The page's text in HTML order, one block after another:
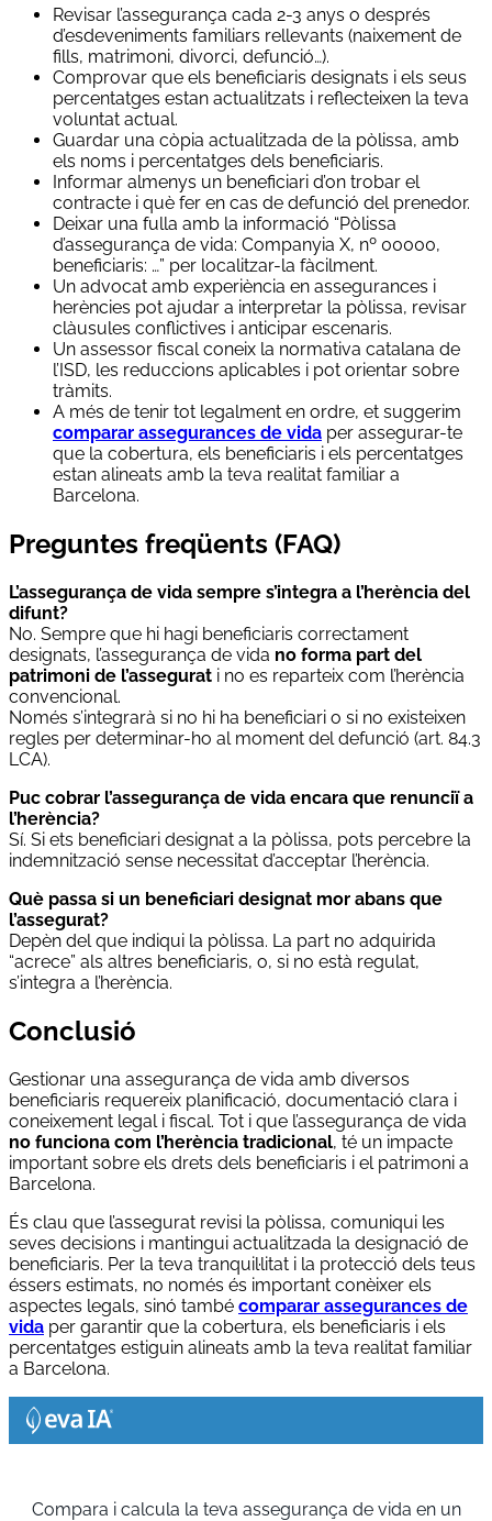
Revisar l’assegurança cada 2-3 anys o després
d’esdeveniments familiars rellevants (naixement de
fills, matrimoni, divorci, defunció…).
Comprovar que els beneficiaris designats i els seus
percentatges estan actualitzats i reflecteixen la teva
voluntat actual.
Guardar una còpia actualitzada de la pòlissa, amb
els noms i percentatges dels beneficiaris.
Informar almenys un beneficiari d’on trobar el
contracte i què fer en cas de defunció del prenedor.
Deixar una fulla amb la informació “Pòlissa
d’assegurança de vida: Companyia X, nº 00000,
beneficiaris: …” per localitzar-la fàcilment.
Un advocat amb experiència en assegurances i
herències pot ajudar a interpretar la pòlissa, revisar
clàusules conflictives i anticipar escenaris.
Un assessor fiscal coneix la normativa catalana de
l’ISD, les reduccions aplicables i pot orientar sobre
tràmits.
A més de tenir tot legalment en ordre, et suggerim
comparar assegurances de vida per assegurar-te
que la cobertura, els beneficiaris i els percentatges
estan alineats amb la teva realitat familiar a
Barcelona.
Preguntes freqüents (FAQ)
L’assegurança de vida sempre s’integra a l’herència del
difunt?
No. Sempre que hi hagi beneficiaris correctament
designats, l’assegurança de vida no forma part del
patrimoni de l’assegurat i no es reparteix com l’herència
convencional.
Només s’integrarà si no hi ha beneficiari o si no existeixen
regles per determinar-ho al moment del defunció (art. 84.3
LCA).
Puc cobrar l’assegurança de vida encara que renunciï a
l’herència?
Sí. Si ets beneficiari designat a la pòlissa, pots percebre la
indemnització sense necessitat d’acceptar l’herència.
Què passa si un beneficiari designat mor abans que
l’assegurat?
Depèn del que indiqui la pòlissa. La part no adquirida
“acrece” als altres beneficiaris, o, si no està regulat,
s’integra a l’herència.
Conclusió
Gestionar una assegurança de vida amb diversos
beneficiaris requereix planificació, documentació clara i
coneixement legal i fiscal. Tot i que l’assegurança de vida
no funciona com l’herència tradicional, té un impacte
important sobre els drets dels beneficiaris i el patrimoni a
Barcelona.
És clau que l’assegurat revisi la pòlissa, comuniqui les
seves decisions i mantingui actualitzada la designació de
beneficiaris. Per la teva tranquil·litat i la protecció dels teus
éssers estimats, no només és important conèixer els
aspectes legals, sinó també comparar assegurances de
vida per garantir que la cobertura, els beneficiaris i els
percentatges estiguin alineats amb la teva realitat familiar
a Barcelona.
Compara i calcula la teva assegurança de vida en un